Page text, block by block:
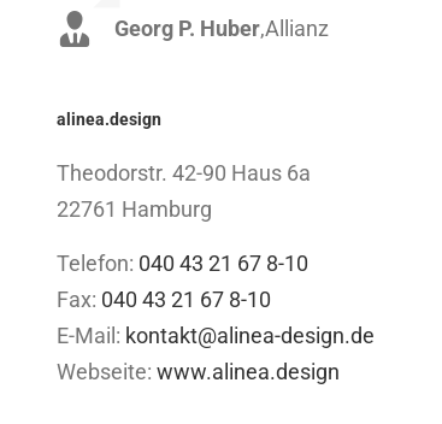
Eventfotografie in Berlin
Georg P. Huber,Allianz
Luke Beck,Theme Fusion
alinea.design
Theodorstr. 42-90 Haus 6a
22761 Hamburg
Telefon: 040 43 21 67 8-10
Fax: 040 43 21 67 8-10
E-Mail: kontakt@alinea-design.de
Webseite:www.alinea.design